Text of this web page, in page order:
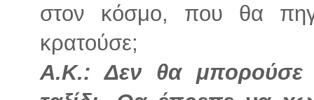
στον κόσμο, που θα
κρατούσε;
Α.Κ.: Δεν θα μπορούσε